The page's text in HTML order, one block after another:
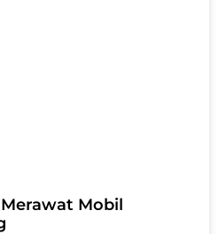
Mobil